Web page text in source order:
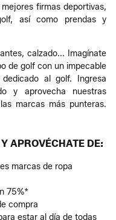
firmas deportivas,
así como prendas y
calzado... Imagínate
de golf con un impecable
al golf. Ingresa
y aprovecha nuestras
marcas más punteras.
APROVÉCHATE DE:
marcas de ropa
75%*
compra
estar al día de todas